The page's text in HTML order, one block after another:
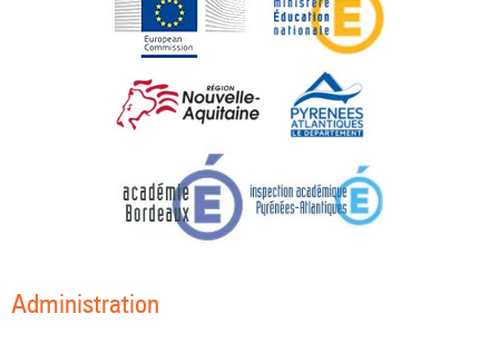
Administration